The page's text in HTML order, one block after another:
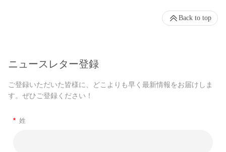
ニュースレター登録
ご登録いただいた皆様に、どこよりも早く最新情報をお届けしま
す。ぜひご登録ください！
* 姓
Back to top